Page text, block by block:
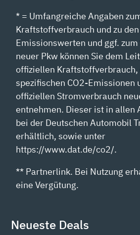
* = Umfangreiche Angaben
Kraftstoffverbrauch und zu
Emissionswerten und ggf.
neuer Pkw können Sie dem
offiziellen
spezifischen CO2-Emissionen
offiziellen Stromverbrauch
entnehmen. Dieser ist in allen
bei der Deutschen Automobil
erhältlich, sowie unter
https://www.dat.de/co2/.
** Partnerlink. Bei Nutzung
eine Vergütung.
Neueste Deals